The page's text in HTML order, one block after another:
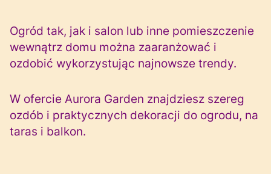
Ogród tak, jak i salon lub inne pomieszczenie
wewnątrz domu można zaaranżować i
ozdobić wykorzystując najnowsze trendy.
W ofercie Aurora Garden znajdziesz szereg
ozdób i praktycznych dekoracji do ogrodu, na
taras i balkon.